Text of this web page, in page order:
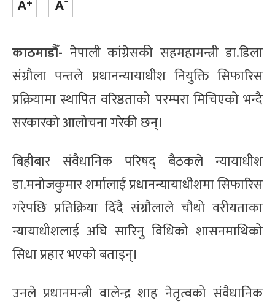
काठमाडौँ- नेपाली कांग्रेसकी सहमहामन्त्री डा.डिला
संग्रौला पन्तले प्रधानन्यायाधीश नियुक्ति सिफारिस
प्रक्रियामा स्थापित वरिष्ठताको परम्परा मिचिएको भन्दै
सरकारको आलोचना गरेकी छन्।
बिहीबार संवैधानिक परिषद् बैठकले न्यायाधीश
डा.मनोजकुमार शर्मालाई प्रधानन्यायाधीशमा सिफारिस
गरेपछि प्रतिक्रिया दिँदै संग्रौलाले चौथो वरीयताका
न्यायाधीशलाई अघि सारिनु विधिको शासनमाथिको
सिधा प्रहार भएको बताइन्।
उनले प्रधानमन्त्री वालेन्द्र शाह नेतृत्वको संवैधानिक